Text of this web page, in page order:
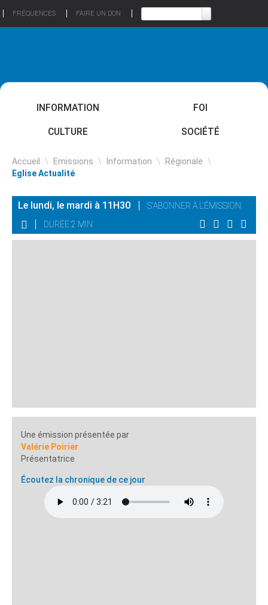
FRÉQUENCES FAIRE UN DON
INFORMATION FOI
CULTURE SOCIÉTÉ
Accueil \ Emissions \ Information \ Régionale \
Eglise Actualité
Le lundi, le mardi à 11H30
S'ABONNER À L'ÉMISSION
DURÉE 2 MIN
Une émission présentée par
Valérie Poirier
Présentatrice
Écoutez la chronique de ce jour